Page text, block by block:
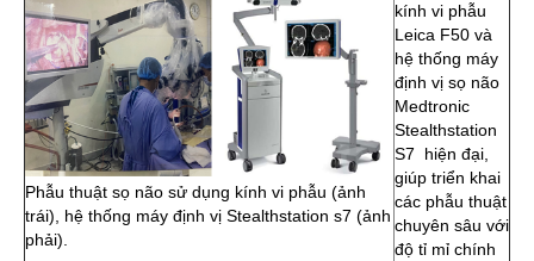
Phẫu thuật sọ não sử dụng kính vi phẫu (ảnh
trái), hệ thống máy định vị Stealthstation s7 (ảnh
phải).
kính vi phẫu
Leica F50 và
hệ thống máy
định vị sọ não
Medtronic
Stealthstation
S7 hiện đại,
giúp triển khai
các phẫu thuật
chuyên sâu với
độ tỉ mỉ chính